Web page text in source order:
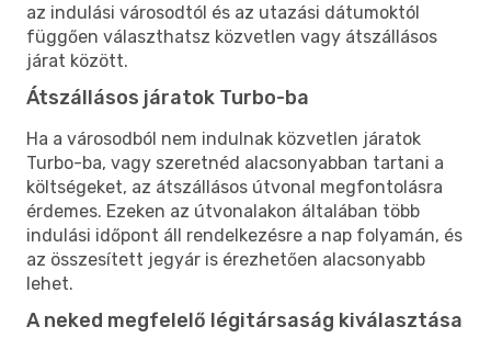
az indulási városodtól és az utazási dátumoktól
függően választhatsz közvetlen vagy átszállásos
járat között.
Átszállásos járatok Turbo-ba
Ha a városodból nem indulnak közvetlen járatok
Turbo-ba, vagy szeretnéd alacsonyabban tartani a
költségeket, az átszállásos útvonal megfontolásra
érdemes. Ezeken az útvonalakon általában több
indulási időpont áll rendelkezésre a nap folyamán, és
az összesített jegyár is érezhetően alacsonyabb
lehet.
A neked megfelelő légitársaság kiválasztása